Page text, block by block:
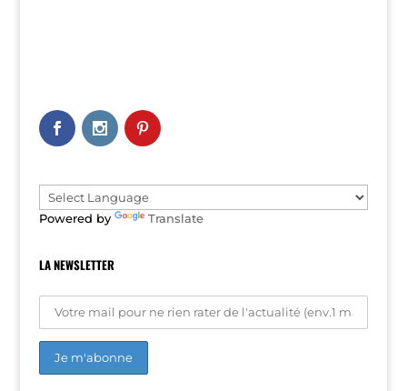
Powered by Translate
LA NEWSLETTER